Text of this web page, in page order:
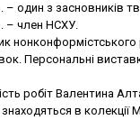
– один з засновників
– член НСХУ.
нонконформістського
Персональні
робіт Валентина
в